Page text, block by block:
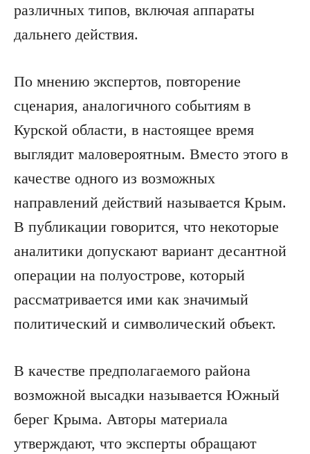
различных типов, включая аппараты
дальнего действия.
По мнению экспертов, повторение
сценария, аналогичного событиям в
Курской области, в настоящее время
выглядит маловероятным. Вместо этого в
качестве одного из возможных
направлений действий называется Крым.
В публикации говорится, что некоторые
аналитики допускают вариант десантной
операции на полуострове, который
рассматривается ими как значимый
политический и символический объект.
В качестве предполагаемого района
возможной высадки называется Южный
берег Крыма. Авторы материала
утверждают, что эксперты обращают